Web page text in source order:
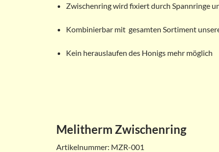
Zwischenring wird fixiert durch Spannringe
Kombinierbar mit gesamten Sortiment
Kein herauslaufen des Honigs mehr möglich
Melitherm Zwischenring
Artikelnummer: MZR-001